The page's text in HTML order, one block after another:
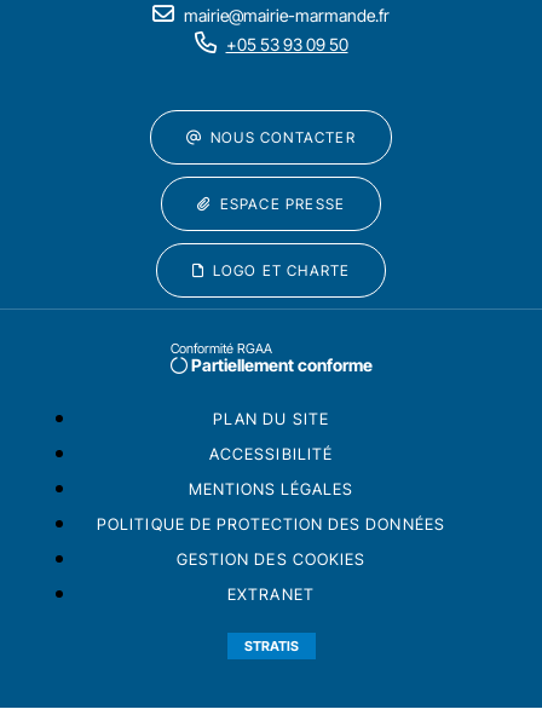
mairie@mairie-marmande.fr
+05 53 93 09 50
NOUS CONTACTER
ESPACE PRESSE
LOGO ET CHARTE
Conformité RGAA
Partiellement conforme
PLAN DU SITE
ACCESSIBILITÉ
MENTIONS LÉGALES
POLITIQUE DE PROTECTION DES DONNÉES
GESTION DES COOKIES
EXTRANET
STRATIS